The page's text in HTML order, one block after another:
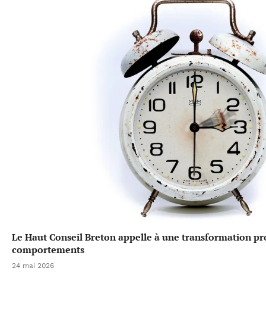
Le Haut Conseil Breton appelle à une transformation
comportements
24 mai 2026